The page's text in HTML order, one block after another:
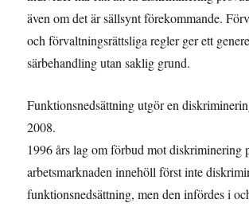
även om det är sällsynt förekommande.
och förvaltningsrättsliga regler ger ett
särbehandling utan saklig grund.
Funktionsnedsättning utgör en
2008.
1996 års lag om förbud mot diskriminering
arbetsmarknaden innehöll först inte
funktionsnedsättning, men den infördes i